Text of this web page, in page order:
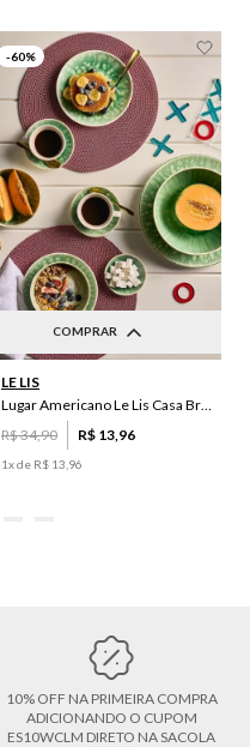
-60%
COMPRAR
LE LIS
Lugar Americano Le Lis Casa Brenda
R$34,90 R$ 13 96
1x de R$ 13 96
10% OFF NA PRIMEIRA COMPRA
ADICIONANDO O CUPOM
ES10WCLM DIRETO NA SACOLA